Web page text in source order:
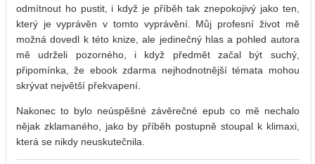
odmítnout ho pustit, i když je příběh tak znepokojivý jako ten,
který je vyprávěn v tomto vyprávění. Můj profesní život mě
možná dovedl k této knize, ale jedinečný hlas a pohled autora
mě udrželi pozorného, i když předmět začal být suchý,
připomínka, že ebook zdarma nejhodnotnější témata mohou
skrývat největší překvapení.
Nakonec to bylo neúspěšné závěrečné epub co mě nechalo
nějak zklamaného, jako by příběh postupně stoupal k klimaxi,
která se nikdy neuskutečnila.